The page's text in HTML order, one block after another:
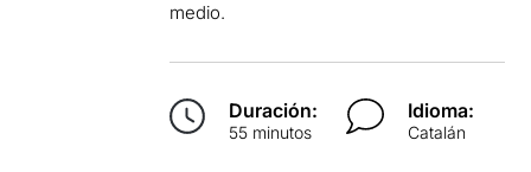
medio.
Duración:
55 minutos
Idioma:
Catalán